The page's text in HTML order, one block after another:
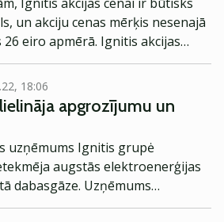
un akciju cenas mērķis nesenajā
eiro apmērā. Ignitis akcijas
21,4 eiro, kas nozīmē, ka
par 21,5 procentiem.
18:06
apgrozījumu un
uzņēmums Ignitis grupė
augstās elektroenerģijas
dabasgāze. Uzņēmums
1.19 eiro apmērā.